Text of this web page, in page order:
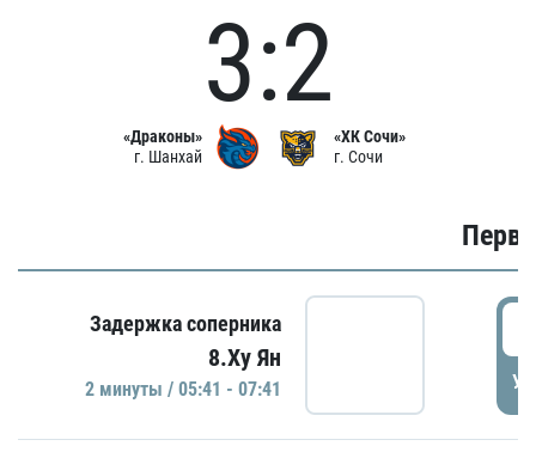
«Драконы»
г. Шанхай
3:2
«ХК Сочи»
г. Сочи
Задержка соперника
8.Ху Ян
2 минуты / 05:41 - 07:41